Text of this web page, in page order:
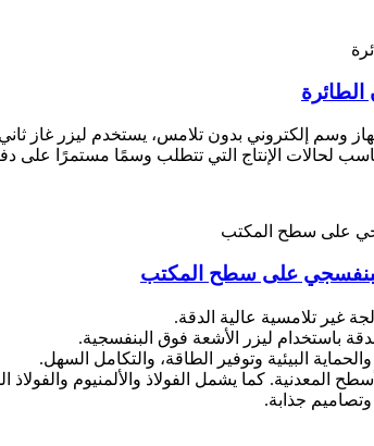
وسم إلكتروني بدون تلامس، يستخدم ليزر غاز
لحالات الإنتاج التي تتطلب وسمًا مستمرًا على
على سطح المكتب
المعدنية. كما يشمل الفولاذ والألمنيوم
جذابة.